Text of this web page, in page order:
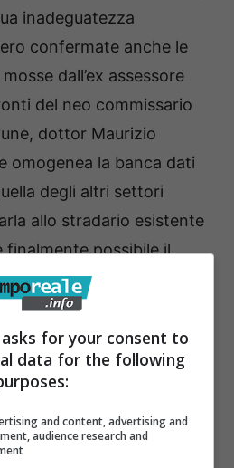
inadeguatezza
confermate anche le
dall’ex assessore
del neo commissario
dottor Maurizio
omogenea la banca dati
degli altri settori
allo stradario esistente
possibile il
toponomastica”
for your consent to
data for the following
and content, advertising and
audience research and